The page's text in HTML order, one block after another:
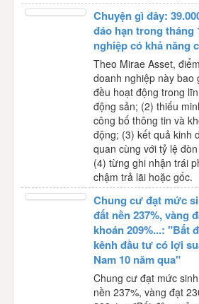
Chuyện gì đây:
đáo hạn trong tháng
nghiệp có khả năng
Theo Mirae Asset,
doanh nghiệp này bao
đều hoạt động trong
động sản; (2) thiếu
công bố thông tin và
động; (3) kết quả kinh
quan cùng với tỷ lệ
(4) từng ghi nhận trái
chậm trả lãi hoặc gốc.
Chung cư đạt mức
đất nền 237%, vàng
khoán 209%...: "Bất
kênh đầu tư có lợi
Nam 10 năm qua"
Chung cư đạt mức
nền 237%, vàng đạt